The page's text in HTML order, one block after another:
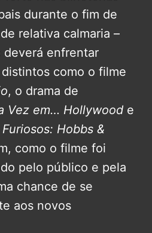
durante o fim de
relativa calmaria –
deverá enfrentar
como o filme
, o drama de
Vez em… Hollywood e
Hobbs &
como o filme foi
pelo público e pela
chance de se
aos novos